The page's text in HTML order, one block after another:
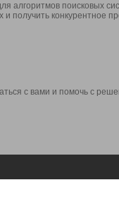
алгоритмов поисковых
получить конкурентное
с вами и помочь с